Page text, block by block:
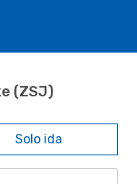
(ZSJ)
Solo ida